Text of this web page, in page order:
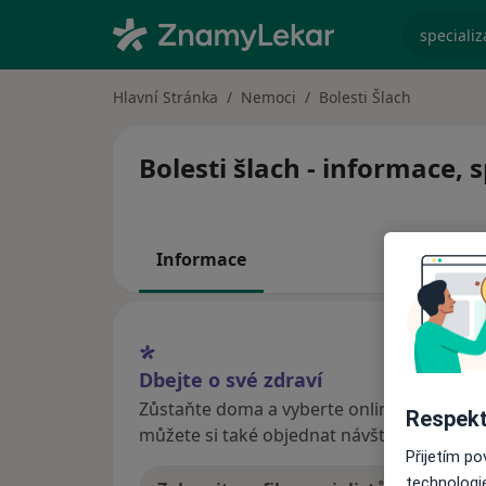
Hlavní Stránka Nemoci Bolesti Šlach
Bolesti šlach - informace,
Informace
Dbejte o své zdraví
Zůstaňte doma a vyberte online
můžete si také objednat návštěvu v
Přijetím